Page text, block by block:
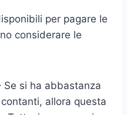
per pagare le
considerare le
Se si ha abbastanza
allora questa